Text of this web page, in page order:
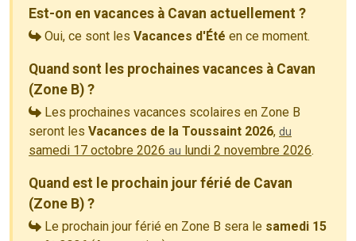
Est-on en vacances à Cavan actuellement ?
Oui, ce sont les Vacances d'Été en ce moment.
Quand sont les prochaines vacances à Cavan
(Zone B) ?
Les prochaines vacances scolaires en Zone B
seront les Vacances de la Toussaint 2026, du
samedi 17 octobre 2026 au lundi 2 novembre 2026.
Quand est le prochain jour férié de Cavan
(Zone B) ?
Le prochain jour férié en Zone B sera le samedi 15